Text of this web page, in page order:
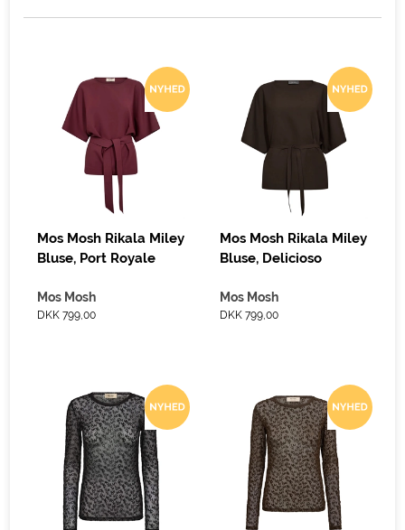
Mos Mosh Rikala Miley
Bluse, Port Royale
Mos Mosh
DKK 799,00
Mos Mosh Rikala Miley
Bluse, Delicioso
Mos Mosh
DKK 799,00